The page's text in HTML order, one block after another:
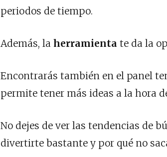
periodos de tiempo.
Además, la herramienta te da la
Encontrarás también en el panel
permite tener más ideas a la hora
No dejes de ver las tendencias de
divertirte bastante y por qué no